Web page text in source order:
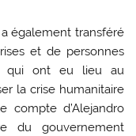
également transféré
et de personnes
qui ont eu lieu au
la crise humanitaire
compte d’Alejandro
du gouvernement